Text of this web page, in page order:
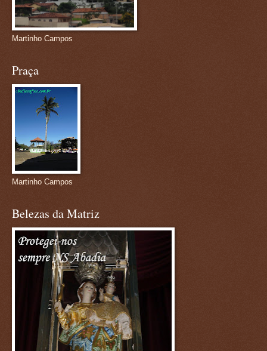
Martinho Campos
Praça
Martinho Campos
Belezas da Matriz